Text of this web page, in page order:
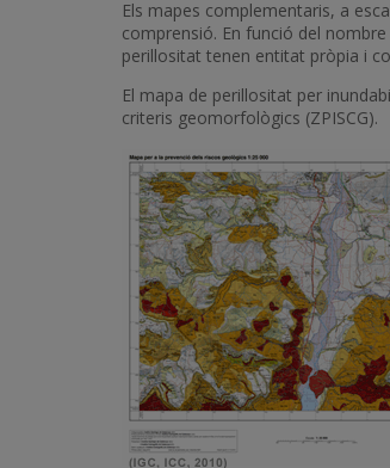
Els mapes complementaris, a
comprensió. En funció del
perillositat tenen entitat pròpia i
El mapa de perillositat per
criteris geomorfològics (ZPISCG).